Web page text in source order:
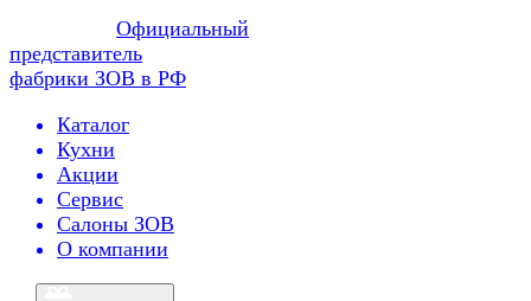
Официальный
представитель
фабрики ЗОВ в РФ
Каталог
Кухни
Акции
Сервис
Салоны ЗОВ
О компании